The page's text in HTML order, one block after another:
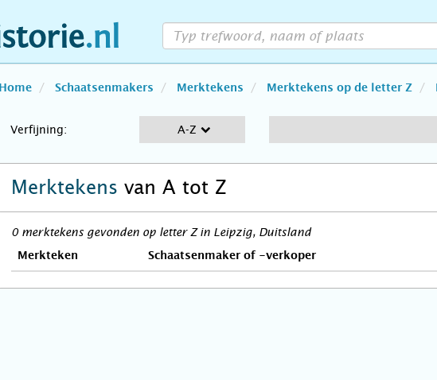
Home Schaatsenmakers Merktekens Merktekens op de letter Z
Verfijning: A-Z
Merktekens van A tot Z
0 merktekens gevonden op letter Z in Leipzig, Duitsland
Merkteken Schaatsenmaker of -verkoper